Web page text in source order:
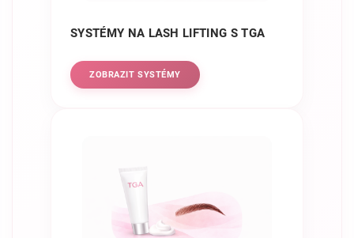
SYSTÉMY NA LASH LIFTING S TGA
ZOBRAZIT SYSTÉMY